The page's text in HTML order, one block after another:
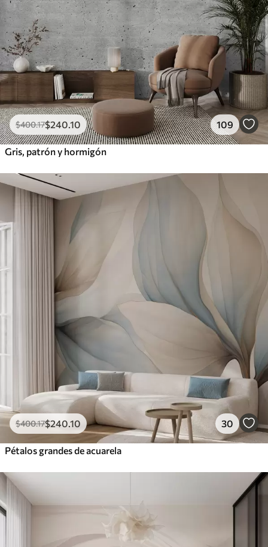
$400.17$240 .10 109
Gris, patrón y hormigón
$400.17$240 .10 30
Pétalos grandes de acuarela